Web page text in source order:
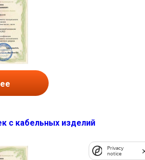
с кабельных изделий
Privacy
notice